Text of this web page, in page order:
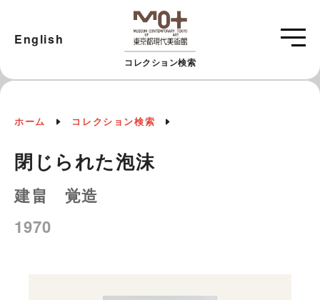
コレクション検索
English
ホーム コレクション検索
閉じられた泡沫
建畠 覚造
1970